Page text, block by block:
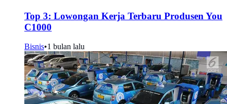
Top 3: Lowongan Kerja Terbaru Produsen You
C1000
Bisnis•1 bulan lalu